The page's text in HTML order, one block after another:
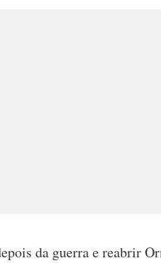
da guerra e reabrir